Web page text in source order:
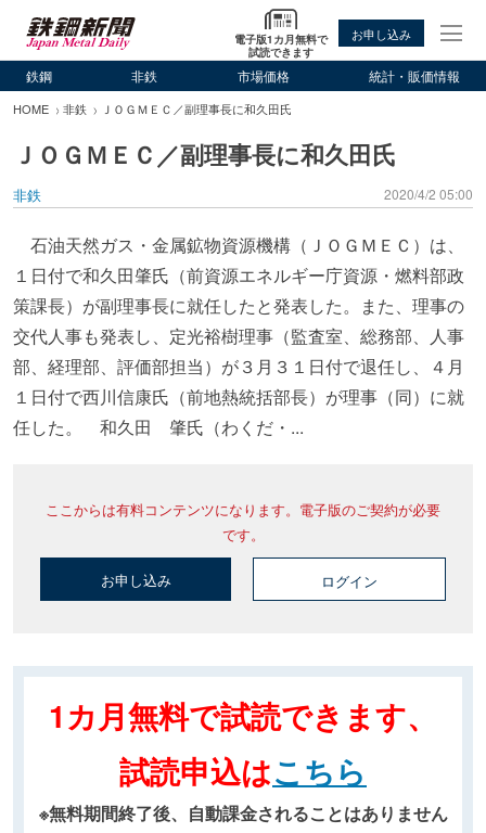
電子版1カ月無料で
試読できます
お申し込み
鉄鋼 非鉄 市場価格 統計・販価情報
HOME 非鉄 ＪＯＧＭＥＣ／副理事長に和久田氏
ＪＯＧＭＥＣ／副理事長に和久田氏
非鉄 2020/4/2 05:00
石油天然ガス・金属鉱物資源機構（ＪＯＧＭＥＣ）は、
１日付で和久田肇氏（前資源エネルギー庁資源・燃料部政
策課長）が副理事長に就任したと発表した。また、理事の
交代人事も発表し、定光裕樹理事（監査室、総務部、人事
部、経理部、評価部担当）が３月３１日付で退任し、４月
１日付で西川信康氏（前地熱統括部長）が理事（同）に就
任した。 和久田 肇氏（わくだ・...
ここからは有料コンテンツになります。電子版のご契約が必要
です。
お申し込み ログイン
1カ月無料で試読できます、
試読申込はこちら
※無料期間終了後、自動課金されることはありません